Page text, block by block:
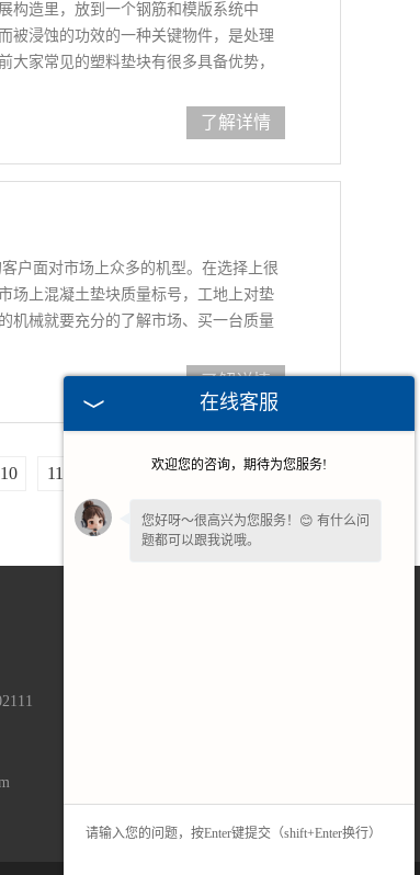
构造里，放到一个钢筋和模版系统中
被浸蚀的功效的一种关键物件，是处理
家常见的塑料垫块有很多具备优势，
了解详情
户面对市场上众多的机型。在选择上很
场上混凝土垫块质量标号，工地上对垫
机械就要充分的了解市场、买一台质量
了解详情
10 11 13 14
15
在线客服
欢迎您的咨询，期待为您服务!
您好呀～很高兴为您服务！😊 有什么问
题都可以跟我说哦。